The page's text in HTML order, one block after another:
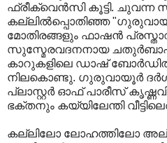
ഫ്രീക്വെന്‍സി കൂട്ടി. ചുവന്ന
കല്ലില്‍പ്പൊതിഞ്ഞ
മോതിരങ്ങളും ഫാഷന്‍
സുസ്മേരവദനനായ ചതുര്‍ബാഹു
കാറുകളിലെ ഡാഷ് ബോര്‍‍ഡില്‍
നിലകൊണ്ടു. ഗുരുവായൂര്‍
പ്ലാസ്റ്റര്‍ ഓഫ്‌ പാരീസ്‌
ഭക്തനും കയ്യിലേന്തി
കല്ലിലോ ലോഹത്തിലോ